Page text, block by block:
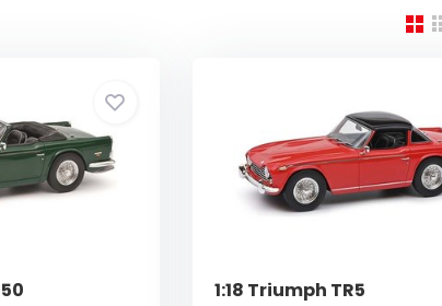
1:18 Triumph TR5